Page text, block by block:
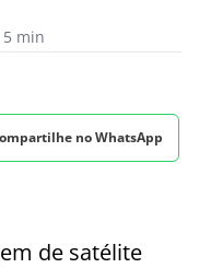
min
no WhatsApp
de satélite